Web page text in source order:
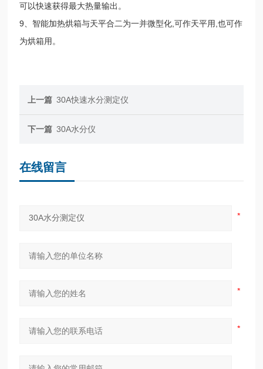
可以快速获得最大热量输出。
9、智能加热烘箱与天平合二为一并微型化,可作天平用,也可作
为烘箱用。
上一篇 30A快速水分测定仪
下一篇 30A水分仪
在线留言